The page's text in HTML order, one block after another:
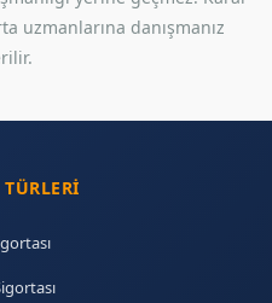
uzmanlarına danışmanız